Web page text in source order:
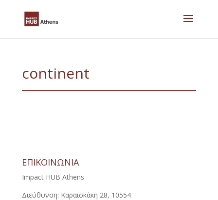
continent
ΕΠΙΚΟΙΝΩΝΙΑ
Impact HUB Athens
Διεύθυνση: Καραϊσκάκη 28, 10554